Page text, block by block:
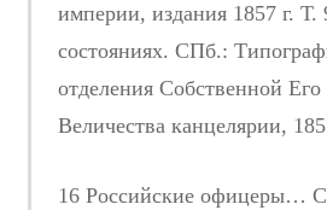
империи, издания 1857 г. Т.
состояниях. СПб.:
отделения Собственной
Величества канцелярии,
16 Российские офицеры…